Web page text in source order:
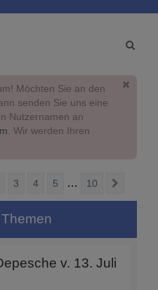
Möchten Sie an den
senden Sie uns eine
Nutzernamen an
. Wir werden Ihren
10
3 4 5 … 10
v. 13. Juli